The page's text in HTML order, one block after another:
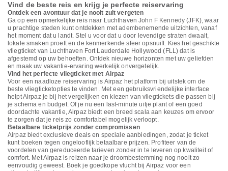
Vind de beste reis en krijg je perfecte reiservaring
Ontdek een avontuur dat je nooit zult vergeten
Ga op een opmerkelijke reis naar Luchthaven John F Kennedy (JFK), waar
u prachtige steden kunt ontdekken met adembenemende uitzichten, vanaf
het moment dat u landt. Stel u voor dat u door levendige straten dwaalt,
lokale smaken proeft en de kenmerkende sfeer opsnuift. Kies het geschikte
vliegticket van Luchthaven Fort Lauderdale Hollywood (FLL) dat is
afgestemd op uw behoeften. Ontdek nieuwe horizonten met uw geliefden
en maak uw vakantie-ervaring werkelijk onvergetelijk.
Vind het perfecte vliegticket met Airpaz
Voor een naadloze reiservaring is Airpaz het platform bij uitstek om de
beste vliegticketopties te vinden. Met een gebruiksvriendelijke interface
helpt Airpaz je bij het vergelijken en kiezen van vliegtickets die passen bij
je schema en budget. Of je nu een last-minute uitje plant of een goed
doordachte vakantie, Airpaz biedt een breed scala aan keuzes om ervoor
te zorgen dat je reis zo comfortabel mogelijk verloopt.
Betaalbare ticketprijs zonder compromissen
Airpaz biedt exclusieve deals en speciale aanbiedingen, zodat je ticket
kunt boeken tegen ongelooflijk betaalbare prijzen. Profiteer van de
voordelen van gereduceerde tarieven zonder in te leveren op kwaliteit of
comfort. Met Airpaz is reizen naar je droombestemming nog nooit zo
eenvoudig geweest. Boek je goedkope vlucht bij Airpaz voor een